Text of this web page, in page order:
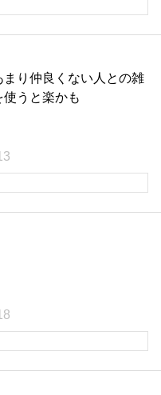
り仲良くない人との雑
うと楽かも